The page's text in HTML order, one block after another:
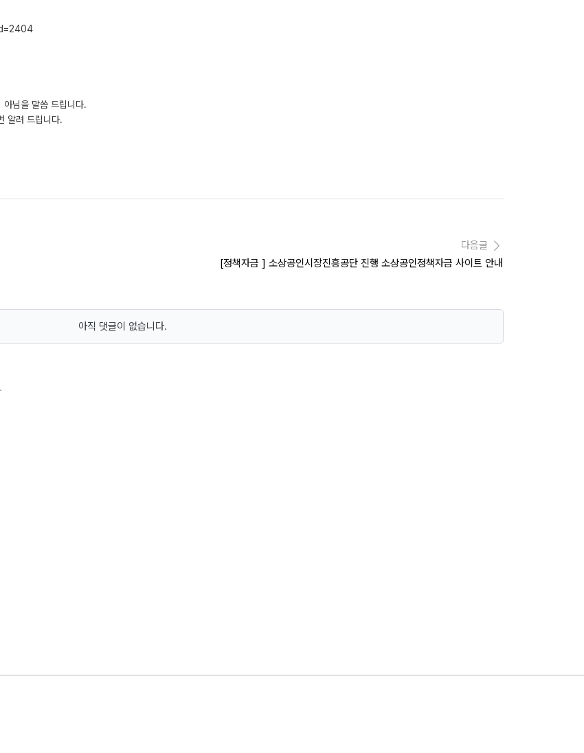
아님을 말씀 드립니다.
알려 드립니다.
다음글
[정책자금 ] 소상공인시장진흥공단 진행 소상공인정책자금 사이트 안내
아직 댓글이 없습니다.